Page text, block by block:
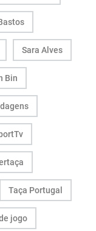
Sara Alves
Bin
Taça Portugal
jogo